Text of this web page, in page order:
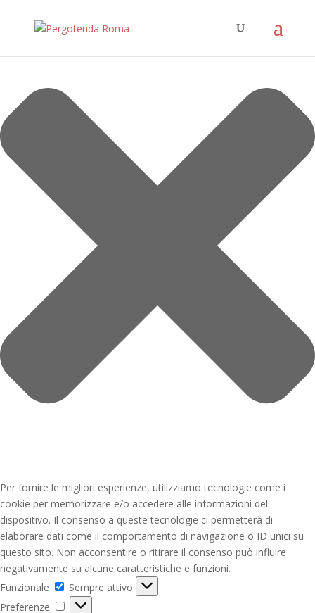
Per fornire le migliori esperienze, utilizziamo tecnologie come i
cookie per memorizzare e/o accedere alle informazioni del
dispositivo. Il consenso a queste tecnologie ci permetterà di
elaborare dati come il comportamento di navigazione o ID unici su
questo sito. Non acconsentire o ritirare il consenso può influire
negativamente su alcune caratteristiche e funzioni.
Funzionale
Funzionale
Sempre attivo
Preferenze
Preferenze